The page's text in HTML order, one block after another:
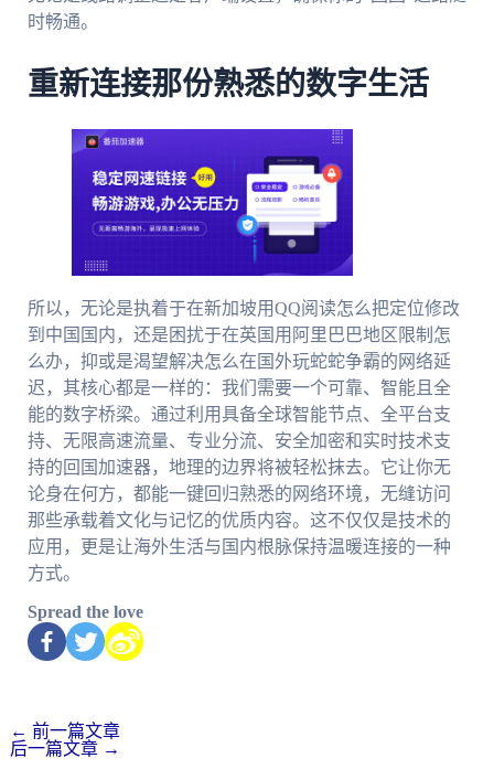
时畅通。
重新连接那份熟悉的数字生活
所以，无论是执着于在新加坡用QQ阅读怎么把定位修改
到中国国内，还是困扰于在英国用阿里巴巴地区限制怎
么办，抑或是渴望解决怎么在国外玩蛇蛇争霸的网络延
迟，其核心都是一样的：我们需要一个可靠、智能且全
能的数字桥梁。通过利用具备全球智能节点、全平台支
持、无限高速流量、专业分流、安全加密和实时技术支
持的回国加速器，地理的边界将被轻松抹去。它让你无
论身在何方，都能一键回归熟悉的网络环境，无缝访问
那些承载着文化与记忆的优质内容。这不仅仅是技术的
应用，更是让海外生活与国内根脉保持温暖连接的一种
方式。
Spread the love
← 前一篇文章
后一篇文章 →